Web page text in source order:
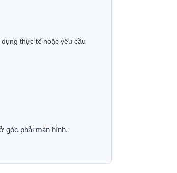
thực tế hoặc yêu cầu
góc phải màn hình.